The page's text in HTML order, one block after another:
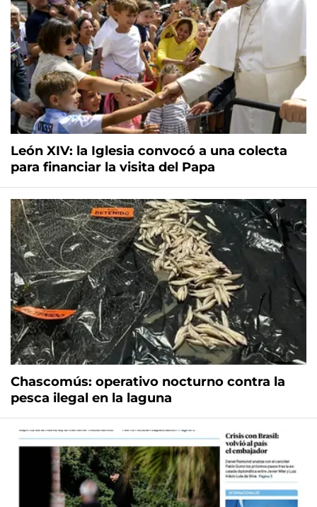
León XIV: la Iglesia convocó a una colecta
para financiar la visita del Papa
Chascomús: operativo nocturno contra la
pesca ilegal en la laguna